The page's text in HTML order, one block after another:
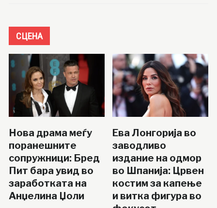
СЦЕНА
Нова драма меѓу
поранешните
сопружници: Бред
Пит бара увид во
заработката на
Анџелина Џоли
Ева Лонгорија во
заводливо
издание на одмор
во Шпанија: Црвен
костим за капење
и витка фигура во